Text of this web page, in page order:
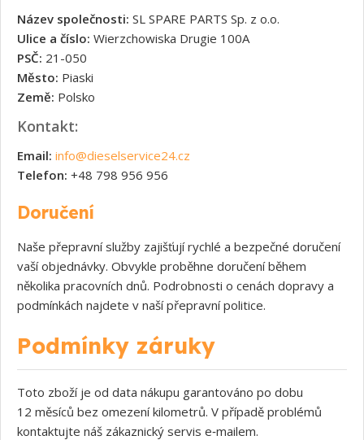
Název společnosti: SL SPARE PARTS Sp. z o.o.
Ulice a číslo: Wierzchowiska Drugie 100A
PSČ: 21-050
Město: Piaski
Země: Polsko
Kontakt:
Email: info@dieselservice24.cz
Telefon: +48 798 956 956
Doručení
Naše přepravní služby zajišťují rychlé a bezpečné doručení
vaší objednávky. Obvykle proběhne doručení během
několika pracovních dnů. Podrobnosti o cenách dopravy a
podmínkách najdete v naší přepravní politice.
Podmínky záruky
Toto zboží je od data nákupu garantováno po dobu
12 měsíců bez omezení kilometrů. V případě problémů
kontaktujte náš zákaznický servis e‑mailem.